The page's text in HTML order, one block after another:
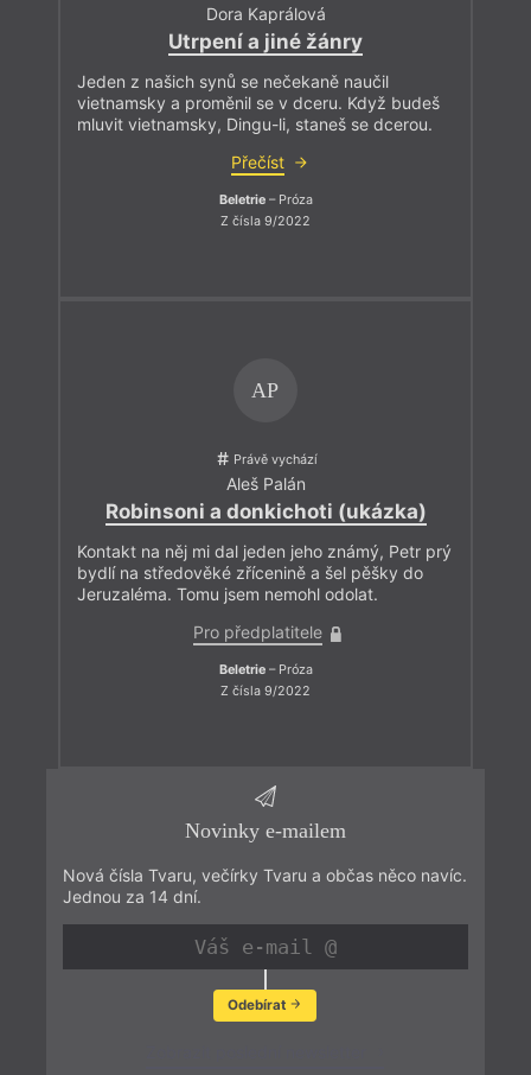
Dora Kaprálová
Utrpení a jiné žánry
Jeden z našich synů se nečekaně naučil
vietnamsky a proměnil se v dceru. Když budeš
mluvit vietnamsky, Dingu-li, staneš se dcerou.
Přečíst
Beletrie– Próza
Z čísla 9/2022
AP
Právě vychází
Aleš Palán
Robinsoni a donkichoti (ukázka)
Kontakt na něj mi dal jeden jeho známý, Petr prý
bydlí na středověké zřícenině a šel pěšky do
Jeruzaléma. Tomu jsem nemohl odolat.
Pro předplatitele
Beletrie– Próza
Z čísla 9/2022
Novinky e-mailem
Nová čísla Tvaru, večírky Tvaru a občas něco navíc.
Jednou za 14 dní.
Odebírat